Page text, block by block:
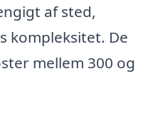
af sted,
kompleksitet. De
mellem 300 og